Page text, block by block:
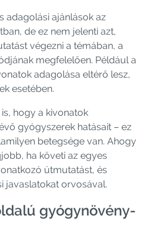
adagolási ajánlások az
de ez nem jelenti azt,
végezni a témában, a
megfelelően. Például a
adagolása eltérő lesz,
esetében.
hogy a kivonatok
gyógyszerek hatásait – ez
betegsége van. Ahogy
ha követi az egyes
útmutatást, és
javaslatokat orvosával.
gyógynövény-